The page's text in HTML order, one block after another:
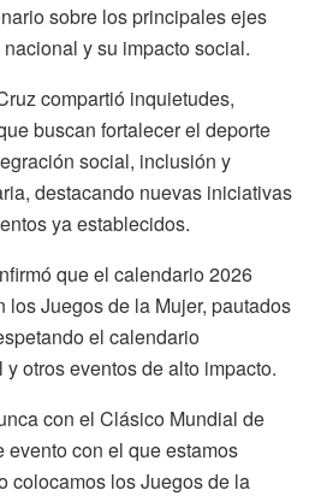
sobre los principales ejes
y su impacto social.
compartió inquietudes,
buscan fortalecer el deporte
social, inclusión y
destacando nuevas iniciativas
ya establecidos.
que el calendario 2026
los Juegos de la Mujer, pautados
el calendario
otros eventos de alto impacto.
con el Clásico Mundial de
evento con el que estamos
colocamos los Juegos de la